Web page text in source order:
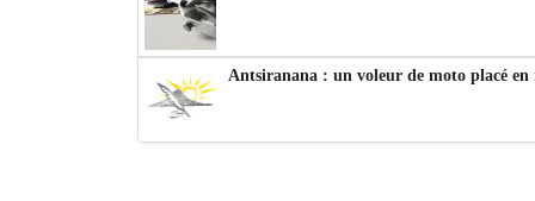
Antsiranana : un voleur de moto placé en